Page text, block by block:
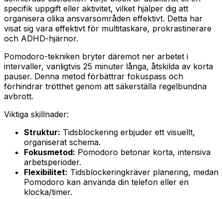
specifik uppgift eller aktivitet, vilket hjälper dig att
organisera olika ansvarsområden effektivt. Detta har
visat sig vara effektivt för multitaskare, prokrastinerare
och ADHD-hjärnor.
Pomodoro-tekniken bryter däremot ner arbetet i
intervaller, vanligtvis 25 minuter långa, åtskilda av korta
pauser. Denna metod förbättrar fokuspass och
förhindrar trötthet genom att säkerställa regelbundna
avbrott.
Viktiga skillnader:
Struktur: Tidsblockering erbjuder ett visuellt,
organiserat schema.
Fokusmetod: Pomodoro betonar korta, intensiva
arbetsperioder.
Flexibilitet: Tidsblockeringkräver planering, medan
Pomodoro kan använda din telefon eller en
klocka/timer.